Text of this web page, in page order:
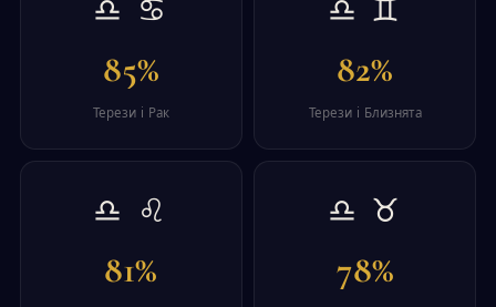
♎ ♋
85%
Терези і Рак
♎ ♊
82%
Терези і Близнята
♎ ♌
81%
♎ ♉
78%